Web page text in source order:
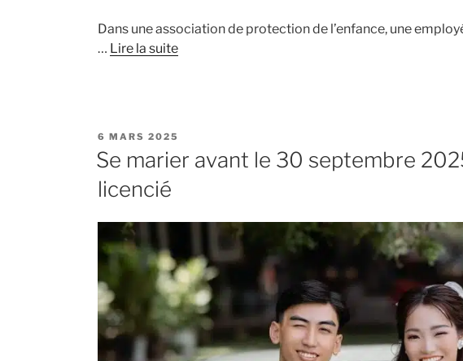
Dans une association de protection de l’enfance, une
… Lire la suite
PUBLIÉ
LE
6 MARS 2025
Se marier avant le 30 septembre
licencié